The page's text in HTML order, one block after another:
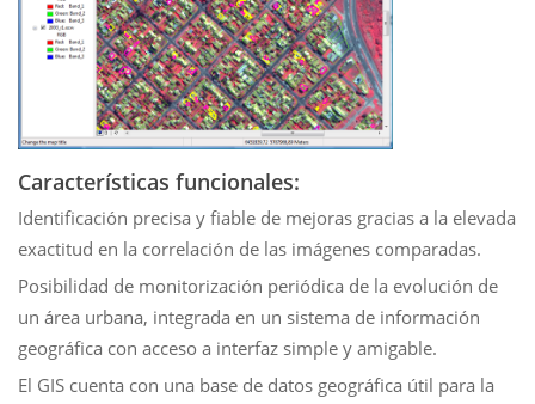
Características funcionales:
Identificación precisa y fiable de mejoras gracias a la elevada
exactitud en la correlación de las imágenes comparadas.
Posibilidad de monitorización periódica de la evolución de
un área urbana, integrada en un sistema de información
geográfica con acceso a interfaz simple y amigable.
El GIS cuenta con una base de datos geográfica útil para la